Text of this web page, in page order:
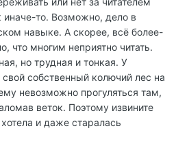
иначе-то. Возможно, дело в
навыке. А скорее, всё более-
что многим неприятно читать.
но трудная и тонкая. У
собственный колючий лес на
невозможно прогуляться там,
веток. Поэтому извините
и даже старалась